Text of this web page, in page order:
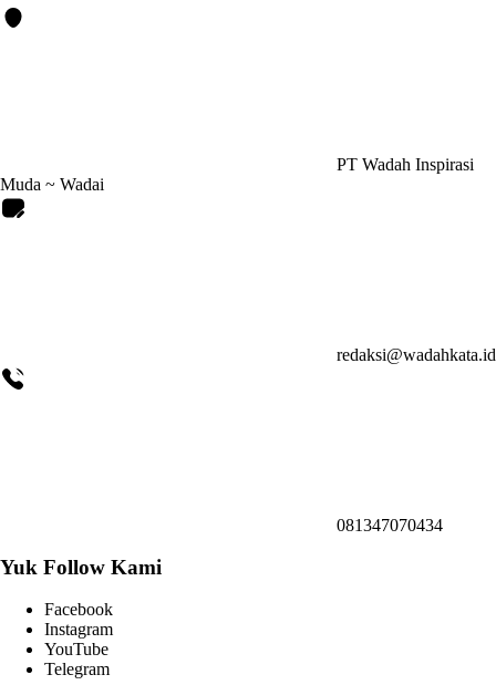
PT Wadah Inspirasi
Muda ~ Wadai
redaksi@wadahkata.id
081347070434
Yuk Follow Kami
Facebook
Instagram
YouTube
Telegram